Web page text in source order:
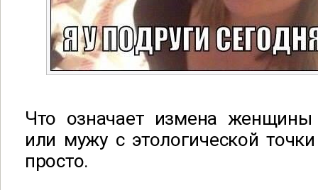
Что означает измена женщины
или мужу с этологической
просто.